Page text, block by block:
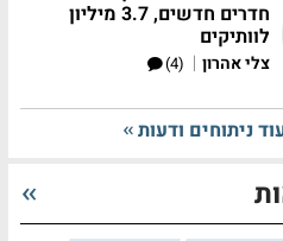
חדרים חדשים, 3.7 מיליון
לוותיקים
צלי אהרון |
(4)
ניתוחים ודעות